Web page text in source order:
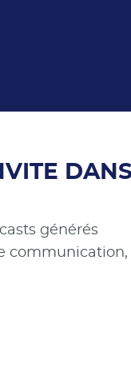
générés
communication,